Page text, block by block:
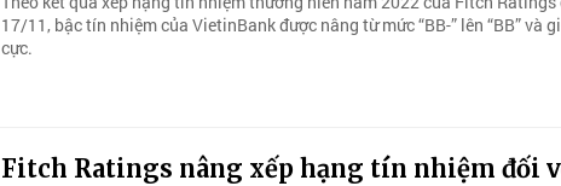
17/11, bậc tín nhiệm của VietinBank được nâng từ mức “BB-” lên “BB” và
cực.
Fitch Ratings nâng xếp hạng tín nhiệm đối